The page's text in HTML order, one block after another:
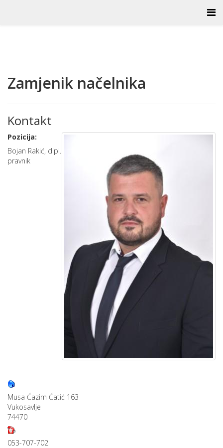
Zamjenik načelnika
Kontakt
Pozicija:
Bojan Rakić, dipl.
pravnik
Musa Ćazim Ćatić 163
Vukosavlje
74470
053-707-702